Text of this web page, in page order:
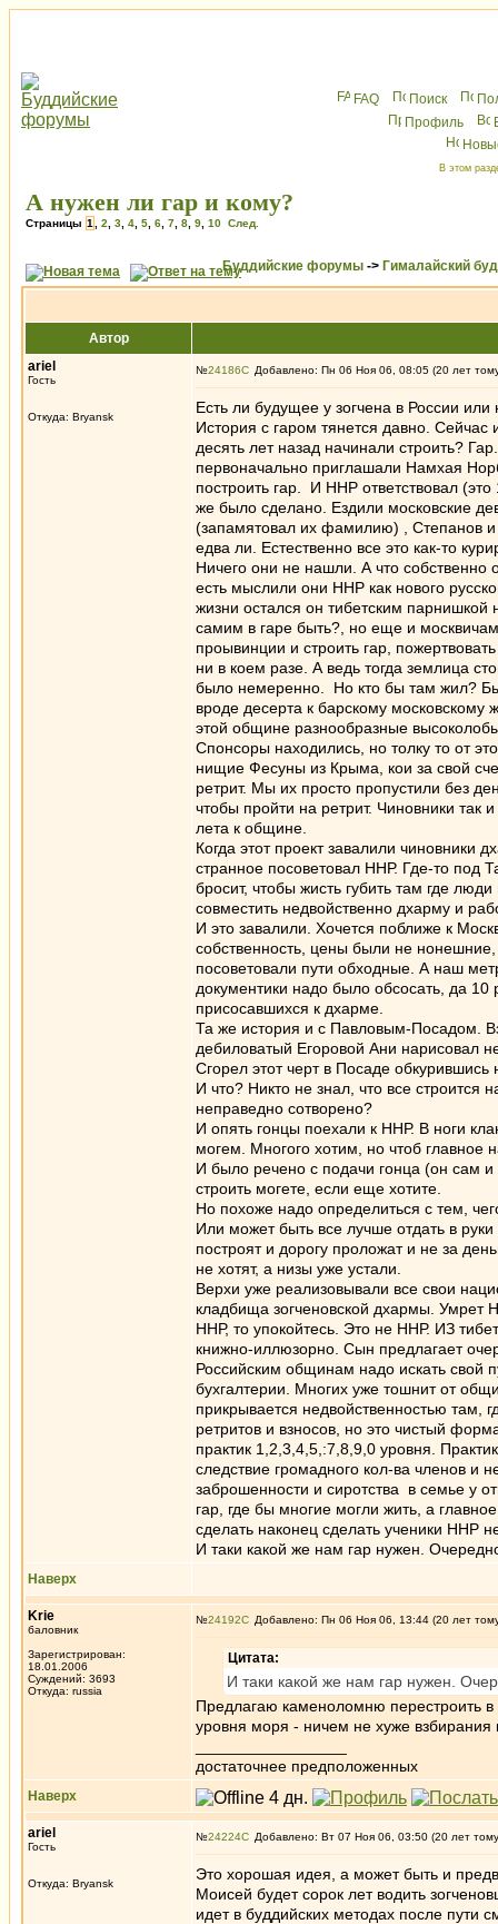
FAQ Поиск
Профиль
В этом
А нужен ли гар и кому?
Страницы 1 2 3 4 5 6 7 8 9 10 След.
Буддийские форумы -> Гималайский
Автор
ariel
Гость
Откуда: Bryansk
№24186 Добавлено: Пн 06 Ноя 06, 08:05 (20 лет
Есть ли будущее у зогчена в России или
История с гаром тянется давно.
десять лет назад начинали строить?
первоначально приглашали Намхая
построить гар. И ННР ответствовал
же было сделано. Ездили московские
(запамятовал их фамилию) , Степанов
едва ли. Естественно все это как-то
Ничего они не нашли. А что собственно
есть мыслили они ННР как нового
жизни остался он тибетским
самим в гаре быть?, но еще и
проывинции и строить гар,
ни в коем разе. А ведь тогда землица
было немеренно. Но кто бы там жил?
вроде десерта к барскому московскому
этой общине разнообразные
Спонсоры находились, но толку то от
нищие Фесуны из Крыма, кои за свой
ретрит. Мы их просто пропустили без
чтобы пройти на ретрит. Чиновники так
лета к общине.
Когда этот проект завалили чиновники
странное посоветовал ННР. Где-то под
бросит, чтобы жисть губить там где
совместить недвойственно дхарму и
И это завалили. Хочется поближе к
собственность, цены были не
посоветовали пути обходные. А наш
документики надо было обсосать, да
присосавшихся к дхарме.
Та же история и с Павловым-Посадом.
дебиловатый Егоровой Ани нарисовал
Сгорел этот черт в Посаде
И что? Никто не знал, что все строится
неправедно сотворено?
И опять гонцы поехали к ННР. В ноги
могем. Многого хотим, но чтоб главное
И было речено с подачи гонца (он сам
строить могете, если еще хотите.
Но похоже надо определиться с тем,
Или может быть все лучше отдать в
построят и дорогу проложат и не за
не хотят, а низы уже устали.
Верхи уже реализовывали все свои
кладбища зогченовской дхармы. Умрет
ННР, то упокойтесь. Это не ННР. ИЗ
книжно-иллюзорно. Сын предлагает
Российским общинам надо искать свой
бухгалтерии. Многих уже тошнит от
прикрывается недвойственностью там,
ретритов и взносов, но это чистый
практик 1,2,3,4,5,:7,8,9,0 уровня.
следствие громадного кол-ва членов и
заброшенности и сиротства в семье у
гар, где бы многие могли жить, а
сделать наконец сделать ученики
И таки какой же нам гар нужен.
Наверх
Krie
баловник
Зарегистрирован:
18.01.2006
Суждений: 3693
Откуда: russia
№24192 Добавлено: Пн 06 Ноя 06, 13:44 (20 лет
Цитата:
И таки какой же нам гар нужен.
Предлагаю каменоломню перестроить в
уровня моря - ничем не хуже взбирания
достаточнее предположенных
Наверх
ariel
Гость
Откуда: Bryansk
№24224 Добавлено: Вт 07 Ноя 06, 03:50 (20 лет
Это хорошая идея, а может быть и
Моисей будет сорок лет водить
идет в буддийских методах после пути